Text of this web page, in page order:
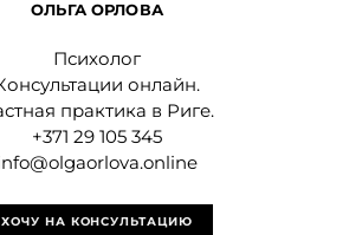
ОЛЬГА ОРЛОВА
Психолог
онлайн.
практика в Риге.
+371 29 105 345
ХОЧУ НА КОНСУЛЬТАЦИЮ